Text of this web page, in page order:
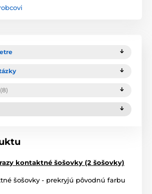
(8)
kontaktné šošovky (2 šošovky)
šošovky - prekryjú pôvodnú farbu